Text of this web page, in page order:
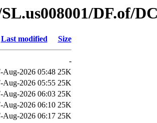
DF.of/
Last modified Size
-
Aug-2026 05:48 25K
Aug-2026 05:55 25K
Aug-2026 06:03 25K
Aug-2026 06:10 25K
Aug-2026 06:17 25K